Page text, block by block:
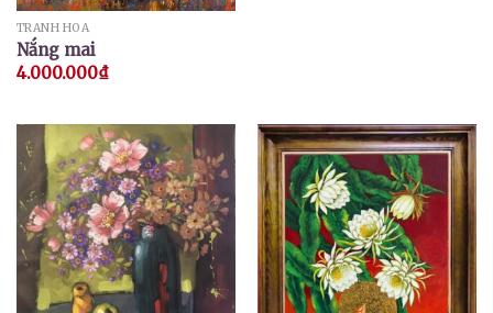
TRANH HOA
Nắng mai
4.000.000₫